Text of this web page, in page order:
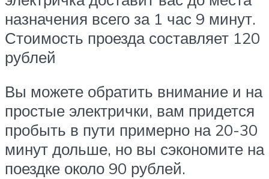
назначения всего за 1 час 9 минут.
Стоимость проезда составляет 120
рублей
Вы можете обратить внимание и на
простые электрички, вам придется
пробыть в пути примерно на 20-30
минут дольше, но вы сэкономите на
поездке около 90 рублей.